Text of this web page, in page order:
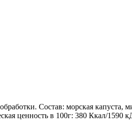
Состав: морская капуста,
ценность в 100г: 380 Ккал/